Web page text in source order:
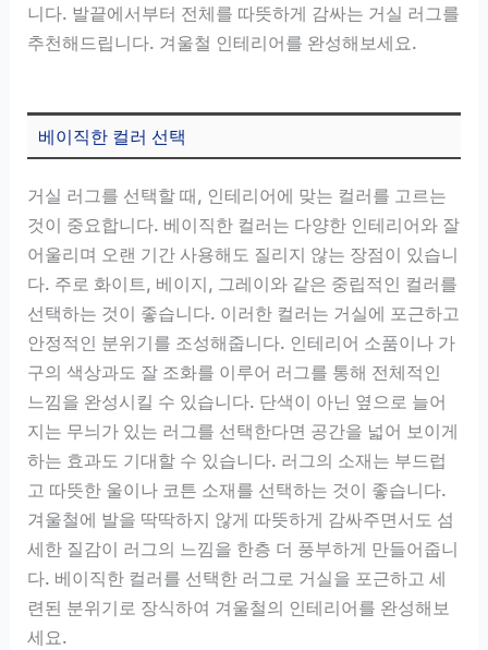
니다. 발끝에서부터 전체를 따뜻하게 감싸는 거실 러그를
추천해드립니다. 겨울철 인테리어를 완성해보세요.
베이직한 컬러 선택
거실 러그를 선택할 때, 인테리어에 맞는 컬러를 고르는
것이 중요합니다. 베이직한 컬러는 다양한 인테리어와 잘
어울리며 오랜 기간 사용해도 질리지 않는 장점이 있습니
다. 주로 화이트, 베이지, 그레이와 같은 중립적인 컬러를
선택하는 것이 좋습니다. 이러한 컬러는 거실에 포근하고
안정적인 분위기를 조성해줍니다. 인테리어 소품이나 가
구의 색상과도 잘 조화를 이루어 러그를 통해 전체적인
느낌을 완성시킬 수 있습니다. 단색이 아닌 옆으로 늘어
지는 무늬가 있는 러그를 선택한다면 공간을 넓어 보이게
하는 효과도 기대할 수 있습니다. 러그의 소재는 부드럽
고 따뜻한 울이나 코튼 소재를 선택하는 것이 좋습니다.
겨울철에 발을 딱딱하지 않게 따뜻하게 감싸주면서도 섬
세한 질감이 러그의 느낌을 한층 더 풍부하게 만들어줍니
다. 베이직한 컬러를 선택한 러그로 거실을 포근하고 세
련된 분위기로 장식하여 겨울철의 인테리어를 완성해보
세요.